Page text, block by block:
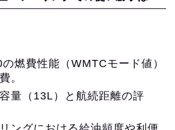
燃費性能（WMTCモード値）
。
量（13L）と航続距離の評